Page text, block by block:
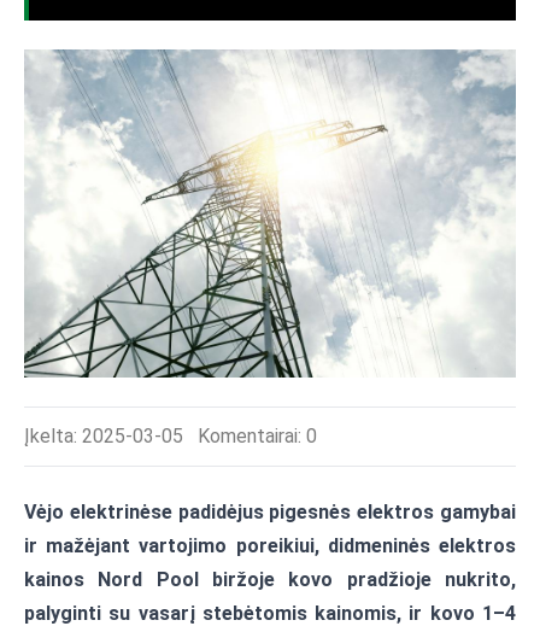
Įkelta: 2025-03-05 Komentairai: 0
Vėjo elektrinėse padidėjus pigesnės elektros gamybai
ir mažėjant vartojimo poreikiui, didmeninės elektros
kainos Nord Pool biržoje kovo pradžioje nukrito,
palyginti su vasarį stebėtomis kainomis, ir kovo 1–4